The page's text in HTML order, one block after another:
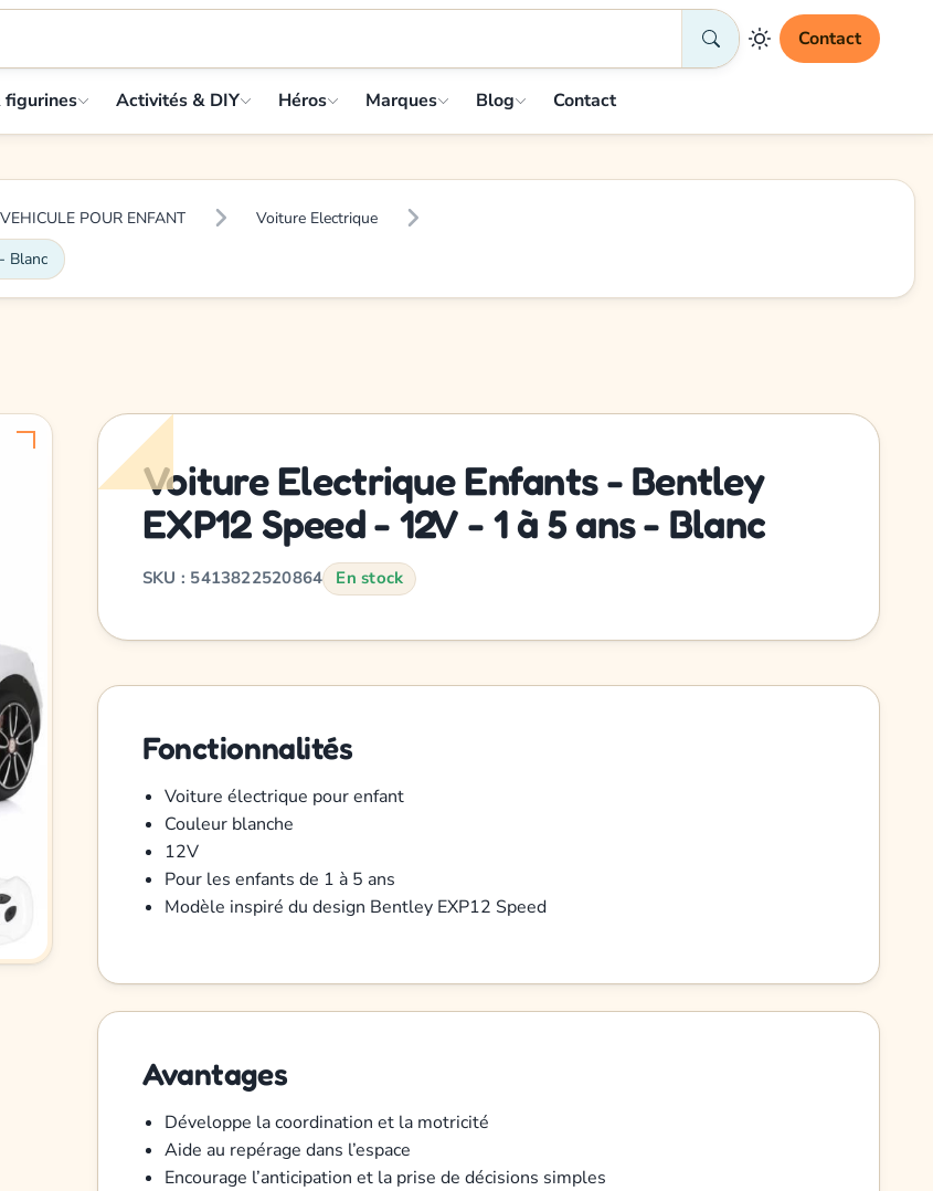
Contact
figurines Activités & DIY Héros Marques Blog Contact
VEHICULE POUR ENFANT
Voiture Electrique
Blanc
Voiture Electrique Enfants - Bentley
EXP12 Speed - 12V - 1 à 5 ans - Blanc
SKU : 5413822520864 En stock
Fonctionnalités
Voiture électrique pour enfant
Couleur blanche
12V
Pour les enfants de 1 à 5 ans
Modèle inspiré du design Bentley EXP12 Speed
Avantages
Développe la coordination et la motricité
Aide au repérage dans l’espace
Encourage l’anticipation et la prise de décisions simples